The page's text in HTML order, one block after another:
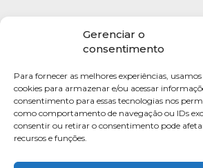
Gerenciar o
consentimento
Para fornecer as melhores experiências,
cookies para armazenar e/ou acessar
consentimento para essas tecnologias nos
como comportamento de navegação ou IDs
consentir ou retirar o consentimento pode
recursos e funções.
Diretoria
FOTOS
Webmail
Artigos
Escritores do Sistema